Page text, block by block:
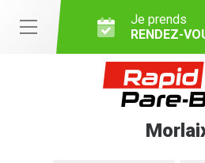
Je prends
RENDEZ-